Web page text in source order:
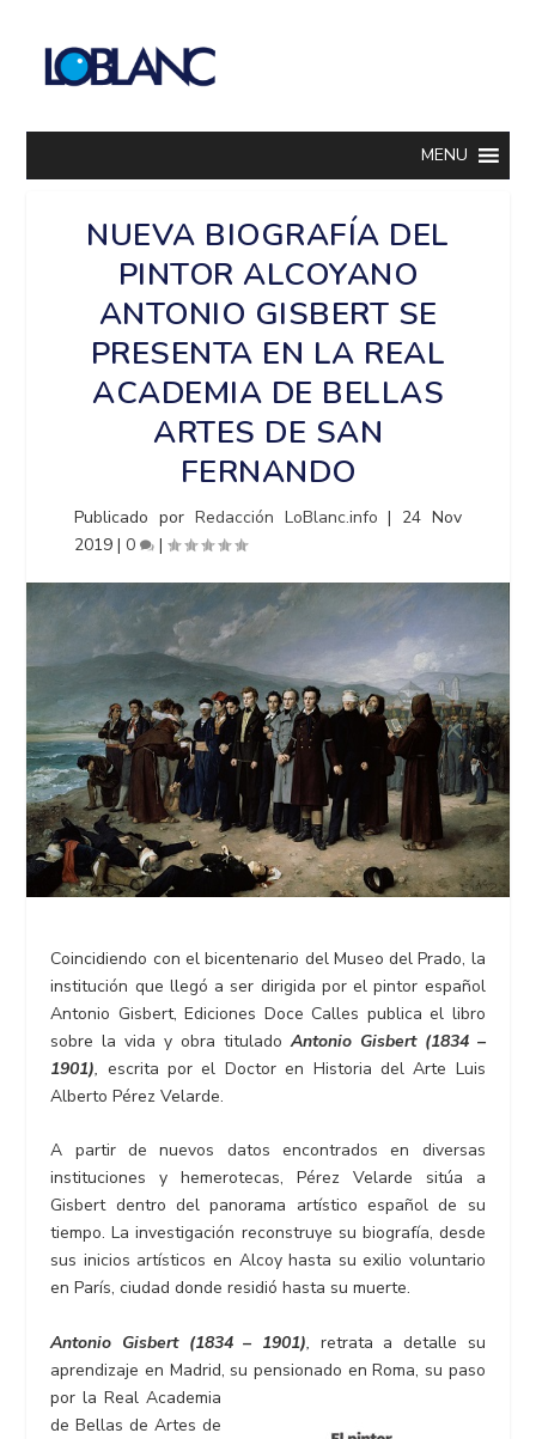
MENU
NUEVA BIOGRAFÍA DEL
PINTOR ALCOYANO
ANTONIO GISBERT SE
PRESENTA EN LA REAL
ACADEMIA DE BELLAS
ARTES DE SAN
FERNANDO
Publicado por Redacción LoBlanc.info | 24 Nov
2019 |0 |
Coincidiendo con el bicentenario del Museo del Prado, la
institución que llegó a ser dirigida por el pintor español
Antonio Gisbert, Ediciones Doce Calles publica el libro
sobre la vida y obra tituladoAntonio Gisbert (1834 –
1901), escrita por el Doctor en Historia del Arte Luis
Alberto Pérez Velarde.
A partir de nuevos datos encontrados en diversas
instituciones y hemerotecas, Pérez Velarde sitúa a
Gisbert dentro del panorama artístico español de su
tiempo. La investigación reconstruye su biografía, desde
sus inicios artísticos en Alcoy hasta su exilio voluntario
en París, ciudad donde residió hasta su muerte.
Antonio Gisbert (1834 – 1901), retrata a detalle su
aprendizaje en Madrid, su pensionado en Roma, su paso
por la Real Academia
de Bellas de Artes de